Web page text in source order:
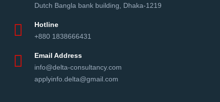
Dutch Bangla bank building, Dhaka-1219
Hotline
+880 1838666431
Email Address
info@delta-consultancy.com
applyinfo.delta@gmail.com